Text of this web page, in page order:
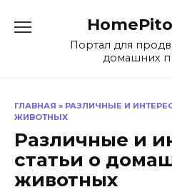
содержаниюПортал для
домашних
ГЛАВНАЯ » РАЗЛИЧНЫЕ И
ЖИВОТНЫХ
Различные и
статьи о
животных